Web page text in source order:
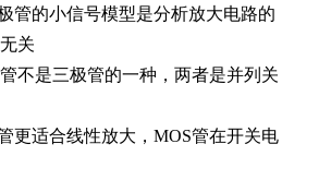
管的小信号模型是分析放大电路的
关
管不是三极管的一种，两者是并列关
更适合线性放大，MOS管在开关电